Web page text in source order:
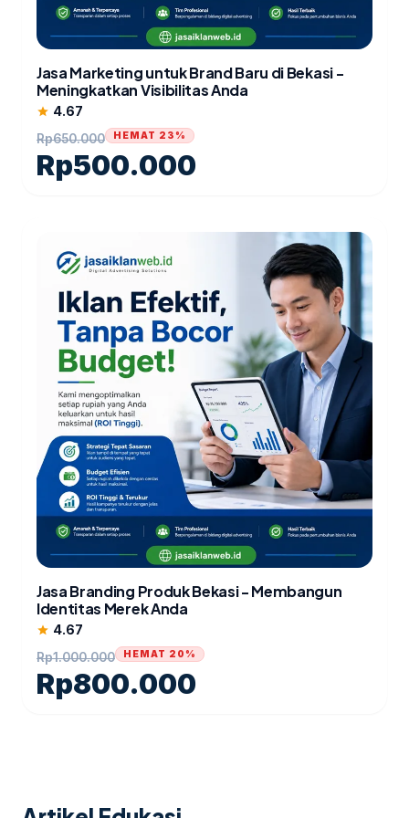
Jasa Marketing untuk Brand Baru di Bekasi -
Meningkatkan Visibilitas Anda
star 4.67
Rp650.000
Rp500.000
HEMAT 23%
Jasa Branding Produk Bekasi - Membangun
Identitas Merek Anda
star 4.67
Rp1.000.000
Rp800.000
HEMAT 20%